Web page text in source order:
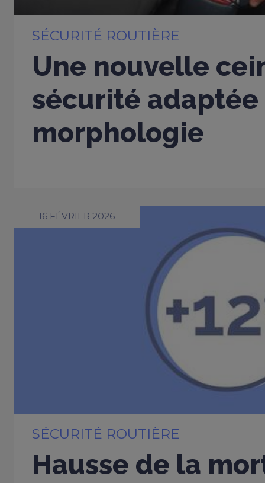
SÉCURITÉ ROUTIÈRE
Une nouvelle
sécurité adaptée
morphologie
16 FÉVRIER 2026
SÉCURITÉ ROUTIÈRE
Hausse de la